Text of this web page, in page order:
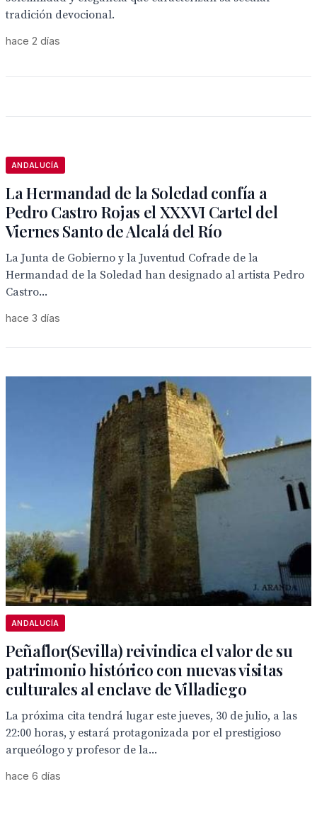
tradición devocional.
hace 2 días
ANDALUCÍA
La Hermandad de la Soledad confía a
Pedro Castro Rojas el XXXVI Cartel del
Viernes Santo de Alcalá del Río
La Junta de Gobierno y la Juventud Cofrade de la
Hermandad de la Soledad han designado al artista Pedro
Castro...
hace 3 días
ANDALUCÍA
Peñaflor(Sevilla) reivindica el valor de su
patrimonio histórico con nuevas visitas
culturales al enclave de Villadiego
La próxima cita tendrá lugar este jueves, 30 de julio, a las
22:00 horas, y estará protagonizada por el prestigioso
arqueólogo y profesor de la...
hace 6 días